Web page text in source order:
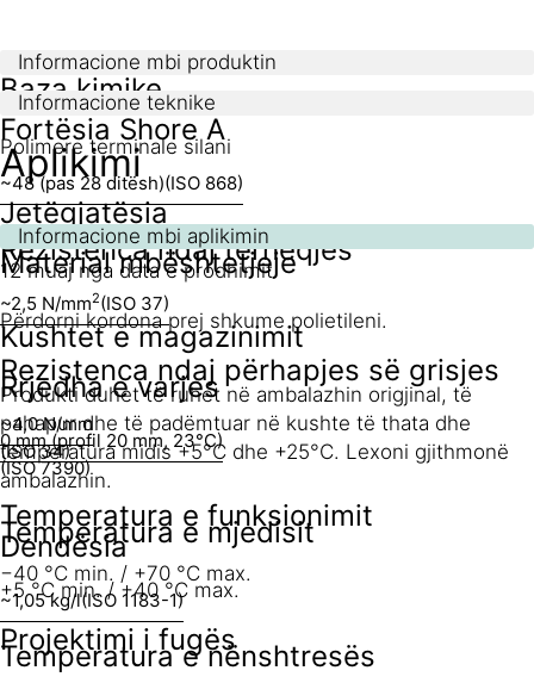
Informacione mbi produktin
Baza kimike
Polimere terminale silani
Jetëgjatësia
12 muaj nga data e prodhimit
Kushtet e magazinimit
Produkti duhet të ruhet në ambalazhin origjinal, të
pahapur dhe të padëmtuar në kushte të thata dhe
temperatura midis +5°C dhe +25°C. Lexoni gjithmonë
ambalazhin.
Dendësia
~1,05 kg/l(ISO 1183-1)
Informacione teknike
Fortësia Shore A
~48 (pas 28 ditësh)(ISO 868)
Rezistenca ndaj tërheqjes
~2,5 N/mm2(ISO 37)
Rezistenca ndaj përhapjes së grisjes
~4,0 N/mm
(ISO 34)
Temperatura e funksionimit
−40 °C min. / +70 °C max.
Projektimi i fugës
Aplikimi
Informacione mbi aplikimin
Material mbështetjeje
Përdorni kordona prej shkume polietileni.
Rrjedha e varjes
0 mm (profil 20 mm, 23°C)
(ISO 7390)
Temperatura e mjedisit
+5 °C min. / +40 °C max.
Temperatura e nënshtresës